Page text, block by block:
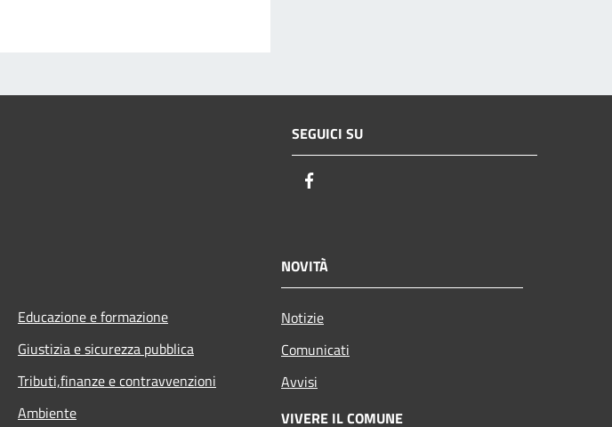
SEGUICI SU
Educazione e formazione
Giustizia e sicurezza pubblica
Tributi,finanze e contravvenzioni
Ambiente
NOVITÀ
Notizie
Comunicati
Avvisi
VIVERE IL COMUNE